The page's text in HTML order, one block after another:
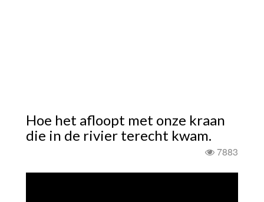
Hoe het afloopt met onze kraan
die in de rivier terecht kwam.
7883